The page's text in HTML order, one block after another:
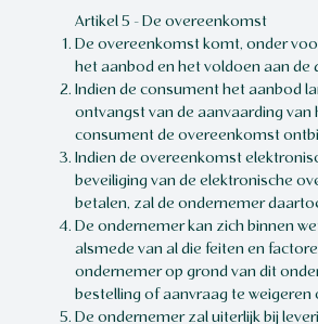
Artikel 5 - De overeenkomst
De overeenkomst komt, onder
het aanbod en het voldoen aan de
Indien de consument het aanbod
ontvangst van de aanvaarding
consument de overeenkomst
Indien de overeenkomst
beveiliging van de elektronische
betalen, zal de ondernemer
De ondernemer kan zich binnen
alsmede van al die feiten en
ondernemer op grond van dit
bestelling of aanvraag te
De ondernemer zal uiterlijk bij